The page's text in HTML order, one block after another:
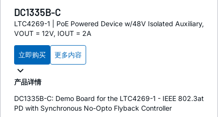
DC1335B-C
LTC4269-1 | PoE Powered Device w/48V Isolated Auxiliary,
VOUT = 12V, IOUT = 2A
立即购买 更多内容
产品详情
DC1335B-C: Demo Board for the LTC4269-1 - IEEE 802.3at
PD with Synchronous No-Opto Flyback Controller